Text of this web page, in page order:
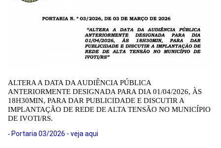
ALTERA A DATA DA AUDIÊNCIA PÚBLICA
ANTERIORMENTE DESIGNADA PARA DIA 01/04/2026, ÀS
18H30MIN, PARA DAR PUBLICIDADE E DISCUTIR A
IMPLANTAÇÃO DE REDE DE ALTA TENSÃO NO MUNICÍPIO
DE IVOTI/RS.
- Portaria 03/2026 - veja aqui